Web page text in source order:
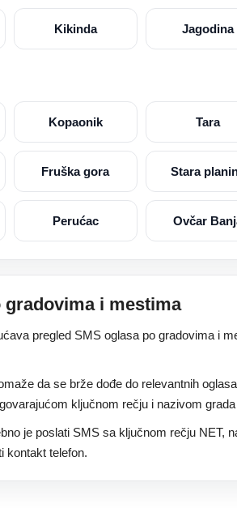
Kikinda Jagodina
Kopaonik Tara
Fruška gora Stara
Perućac Ovčar
gradovima i mestima
pregled SMS oglasa po gradovima i
da se brže dođe do relevantnih
ključnom rečju i nazivom
je poslati SMS sa ključnom rečju NET,
kontakt telefon.